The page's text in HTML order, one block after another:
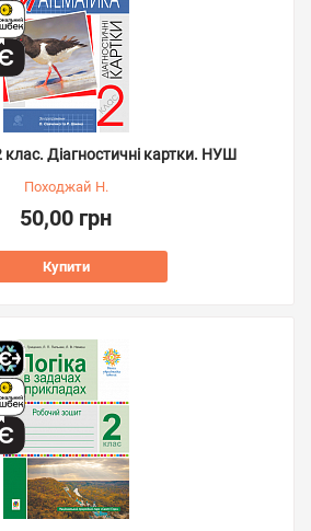
Діагностичні картки. НУШ
Походжай Н.
50,00 грн
Купити